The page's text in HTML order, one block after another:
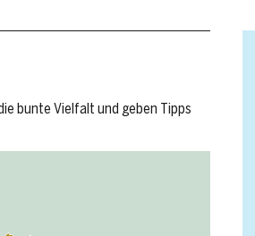
bunte Vielfalt und geben Tipps